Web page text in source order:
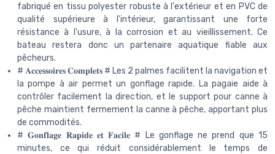
fabriqué en tissu polyester robuste à l'extérieur et en PVC de
qualité supérieure à l'intérieur, garantissant une forte
résistance à l'usure, à la corrosion et au vieillissement. Ce
bateau restera donc un partenaire aquatique fiable aux
pêcheurs.
# 𝐀𝐜𝐜𝐞𝐬𝐬𝐨𝐢𝐫𝐞𝐬 𝐂𝐨𝐦𝐩𝐥𝐞𝐭𝐬 # Les 2 palmes facilitent la navigation et
la pompe à air permet un gonflage rapide. La pagaie aide à
contrôler facilement la direction, et le support pour canne à
pêche maintient fermement la canne à pêche, apportant plus
de commodités.
# 𝐆𝐨𝐧𝐟𝐥𝐚𝐠𝐞 𝐑𝐚𝐩𝐢𝐝𝐞 𝐞𝐭 𝐅𝐚𝐜𝐢𝐥𝐞 # Le gonflage ne prend que 15
minutes, ce qui réduit considérablement le temps de